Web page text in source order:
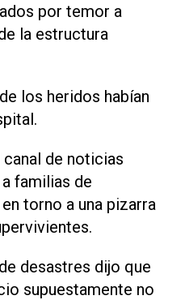
por temor a
la estructura
los heridos habían
de noticias
familias de
torno a una pizarra
desastres dijo que
supuestamente no